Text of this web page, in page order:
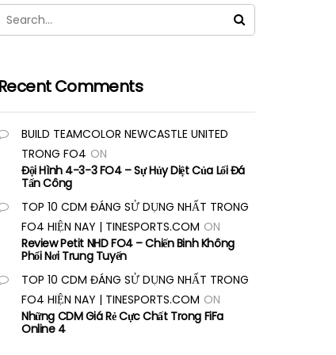
Recent Comments
BUILD TEAMCOLOR NEWCASTLE UNITED
TRONG FO4 ON
Đội Hình 4-3-3 FO4 – Sự Hủy Diệt Của Lối Đá
Tấn Công
TOP 10 CDM ĐÁNG SỬ DỤNG NHẤT TRONG
FO4 HIỆN NAY | TINESPORTS.COM ON
Review Petit NHD FO4 – Chiến Binh Không
Phổi Nơi Trung Tuyến
TOP 10 CDM ĐÁNG SỬ DỤNG NHẤT TRONG
FO4 HIỆN NAY | TINESPORTS.COM ON
Những CDM Giá Rẻ Cực Chất Trong FiFa
Online 4